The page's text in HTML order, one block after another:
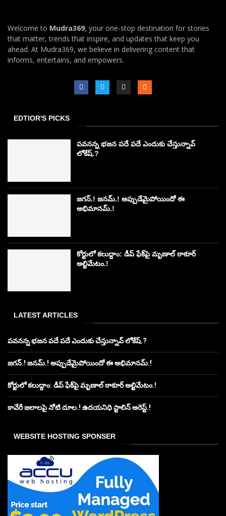
Welcome to Mudra369, your one-stop destination for stories
that matter, trends that inspire, and updates that keep you
ahead. At Mudra369, we believe in delivering content that
informs, entertains, and empowers.
EDTIOR'S PICKS
పవనన్న భజన పదే పదే ఎందుకు చేస్తున్నావ్
లోకేష్.?
జగన్.! జనమ్.! అప్పుడేమైపోయిందో ఈ
అభిమానమ్.!
కోర్టులో కలుద్దాం: డీప్ ఫేక్‌పై మృణాల్ ఠాకూర్
అల్టిమేటం.!
LATEST ARTICLES
పవనన్న భజన పదే పదే ఎందుకు చేస్తున్నావ్ లోకేష్.?
జగన్.! జనమ్.! అప్పుడేమైపోయిందో ఈ అభిమానమ్.!
కోర్టులో కలుద్దాం: డీప్ ఫేక్‌పై మృణాల్ ఠాకూర్ అల్టిమేటం.!
కావేరీ జలాలపై నోటి దూల.! ఉదయనిధి స్టాలిన్ అరెస్ట్.!
WEBSITE HOSTING SPONSER